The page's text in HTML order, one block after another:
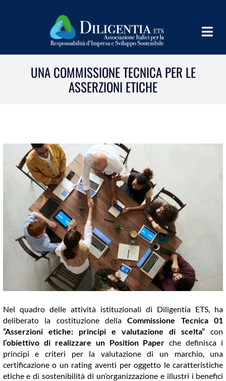
TEAMS
IMPLEMENT
PROGRAMS
COMMUNITY
UNA COMMISSIONE TECNICA PER LE
ASSERZIONI ETICHE
Nel quadro delle attività istituzionali di Diligentia ETS, ha
deliberato la costituzione dellaCommissione Tecnica 01
“Asserzioni etiche: principi e valutazione di scelta” con
l’obiettivo di realizzare un Position Paper che definisca i
principi e criteri per la valutazione di un marchio, una
certificazione o un rating aventi per oggetto le caratteristiche
etiche e di sostenibilità di un’organizzazione e illustri i benefici